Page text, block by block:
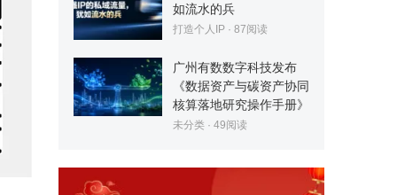
如流水的兵
打造个人IP · 87阅读
广州有数数字科技发布
《数据资产与碳资产协同
核算落地研究操作手册》
未分类 · 49阅读